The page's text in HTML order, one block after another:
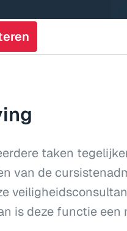
taken
van de
is deze functie een